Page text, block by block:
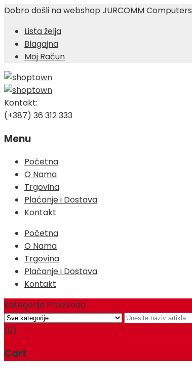
Dobro došli na webshop JURCOMM Computers
Lista želja
Blagajna
Moj Račun
Kontakt:
(+387) 36 312 333
Menu
Skip
content
Početna
O Nama
Trgovina
Plaćanje i Dostava
Kontakt
Početna
O Nama
Trgovina
Plaćanje i Dostava
Kontakt
Kategorija Proizvoda
(0)
Cart